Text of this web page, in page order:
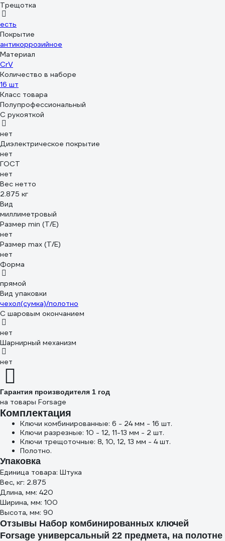
Трещотка
есть
Покрытие
антикоррозийное
Материал
CrV
Количество в наборе
16 шт
Класс товара
Полупрофессиональный
С рукояткой
нет
Диэлектрическое покрытие
нет
ГОСТ
нет
Вес нетто
2.875 кг
Вид
миллиметровый
Размер min (Т/E)
нет
Размер max (T/E)
нет
Форма
прямой
Вид упаковки
чехол(сумка)/полотно
С шаровым окончанием
нет
Шарнирный механизм
нет
Гарантия производителя 1 год
на товары Forsage
Комплектация
Ключи комбинированные: 6 - 24 мм - 16 шт.
Ключи разрезные: 10 - 12, 11-13 мм - 2 шт.
Ключи трещоточные: 8, 10, 12, 13 мм - 4 шт.
Полотно.
Упаковка
Единица товара: Штука
Вес, кг: 2.875
Длина, мм: 420
Ширина, мм: 100
Высота, мм: 90
Отзывы Набор комбинированных ключей
Forsage универсальный 22 предмета, на полотне